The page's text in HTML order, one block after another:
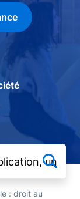
: droit au